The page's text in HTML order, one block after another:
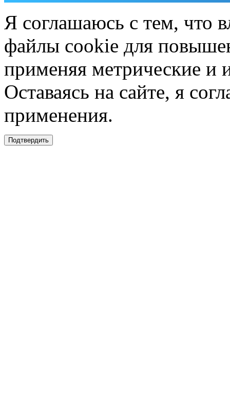
Я соглашаюсь с тем, что
файлы cookie для
применяя метрические и
Оставаясь на сайте, я
применения.
Подтвердить